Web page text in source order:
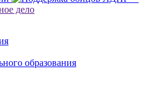
образования